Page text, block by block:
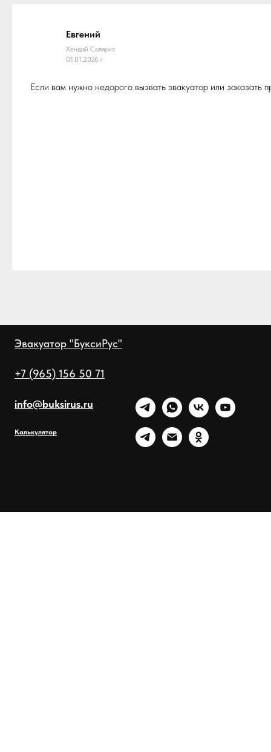
Евгений
Хендай Солярис
01.01.2026 г.
Если вам нужно недорого вызвать эвакуатор или
Эвакуатор "БуксиРус"
+7 (965) 156 50 71
info@buksirus.ru
Калькулятор